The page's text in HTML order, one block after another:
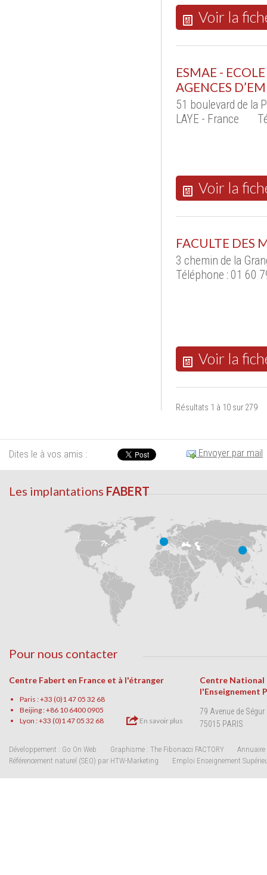
Voir la
ESMAE -
AGENCES
51 boulevard de la
LAYE - France
Voir la
FACULTE DES
3 chemin de la
Téléphone : 01 60
Voir la
Résultats 1 à 10 sur 279
Dites le à vos amis : Envoyer par mail
Les implantations FABERT
Pour nous contacter
Centre Fabert en France et à l'étranger
Paris : +33 (0)1 47 05 32 68
Beijing : +86 10 6400 0905
Lyon : +33 (0)1 47 05 32 68
En savoir plus
Centre National
l'Enseignement
79 Avenue de Ségur
75015 PARIS
Développement : Go On Web Graphisme : The Fibonacci FACTORY
Annuaire
Référencement naturel (SEO) par HTW-Marketing
Emploi Enseignement